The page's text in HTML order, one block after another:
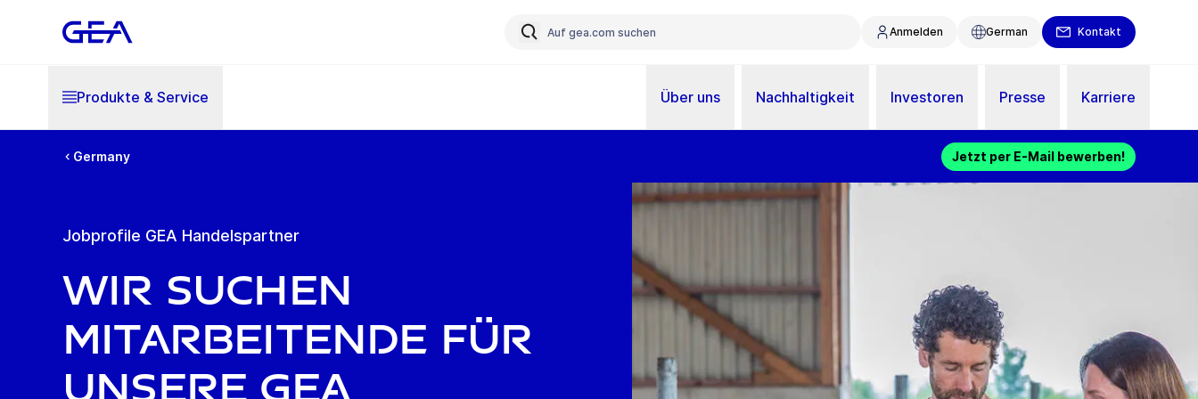
Anmelden German Kontakt
Produkte & Service Über uns Nachhaltigkeit Investoren Presse Karriere
Germany Jetzt per E-Mail bewerben!
Jobprofile GEA Handelspartner
Wir suchen
Mitarbeitende für
unsere GEA